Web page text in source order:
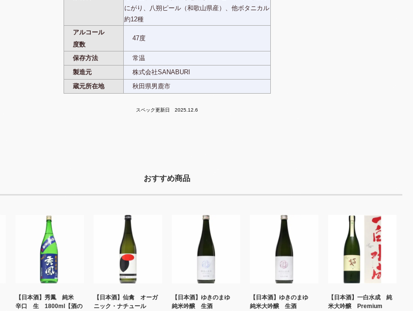
にがり、八朔ピール（和歌山県産）、他ボタニカル
約12種
アルコール
度数
47度
保存方法
常温
製造元
株式会社SANABURI
蔵元所在地
秋田県男鹿市
スペック更新日 2025.12.6
おすすめ商品
【日本酒】秀鳳 純米
辛口 生 1800ml【酒の
【日本酒】仙禽 オーガ
ニック・ナチュール
【日本酒】ゆきのまゆ
純米吟醸 生酒
【日本酒】ゆきのまゆ
純米大吟醸 生酒
【日本酒】一白水成 純
米大吟醸 Premium